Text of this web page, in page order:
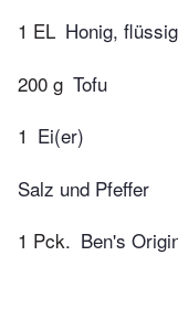
1 EL Honig,
200 g Tofu
1 Ei(er)
Salz und Pfeffer
1 Pck. Ben's